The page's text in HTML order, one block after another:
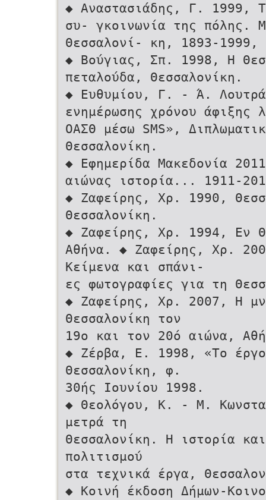
◆ Αναστασιάδης, Γ. 1999,
συ- γκοινωνία της πόλης.
Θεσσαλονί- κη, 1893-1999,
◆ Βούγιας, Σπ. 1998, Η
πεταλούδα, Θεσσαλονίκη.
◆ Ευθυμίου, Γ. - Ά.
ενημέρωσης χρόνου άφιξης
ΟΑΣΘ μέσω SMS»,
Θεσσαλονίκη.
◆ Εφημερίδα Μακεδονία
αιώνας ιστορία... 1911-
◆ Ζαφείρης, Χρ. 1990,
Θεσσαλονίκη.
◆ Ζαφείρης, Χρ. 1994, Εν
Αθήνα. ◆ Ζαφείρης, Χρ.
Κείμενα και σπάνι-
ες φωτογραφίες για τη
◆ Ζαφείρης, Χρ. 2007, Η
Θεσσαλονίκη τον
19ο και τον 20ό αιώνα,
◆ Ζέρβα, Ε. 1998, «Το
Θεσσαλονίκη, φ.
30ής Ιουνίου 1998.
◆ Θεολόγου, Κ. - Μ.
μετρά τη
Θεσσαλονίκη. Η ιστορία
πολιτισμού
στα τεχνικά έργα,
◆ Κοινή έκδοση Δήμων-